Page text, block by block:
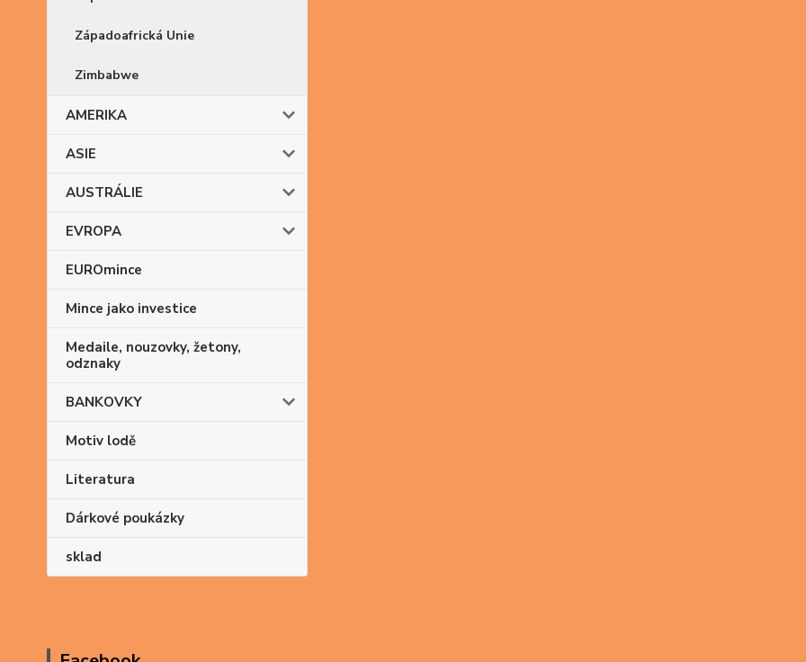
Západoafrická Unie
Zimbabwe
AMERIKA
ASIE
AUSTRÁLIE
EVROPA
EUROmince
Mince jako investice
Medaile, nouzovky, žetony,
odznaky
BANKOVKY
Motiv lodě
Literatura
Dárkové poukázky
sklad